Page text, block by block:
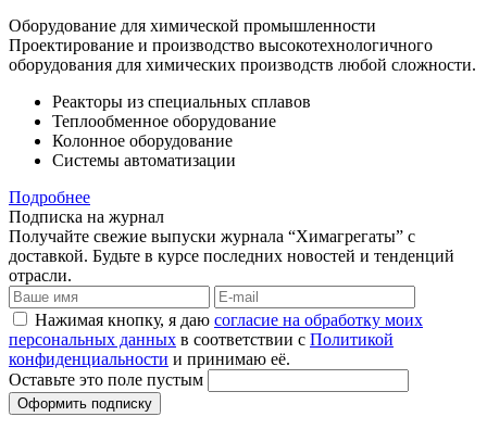
Оборудование для химической промышленности
Проектирование и производство высокотехнологичного
оборудования для химических производств любой сложности.
Реакторы из специальных сплавов
Теплообменное оборудование
Колонное оборудование
Системы автоматизации
Подробнее
Подписка на журнал
Получайте свежие выпуски журнала “Химагрегаты” с
доставкой. Будьте в курсе последних новостей и тенденций
отрасли.
Нажимая кнопку, я даю согласие на обработку моих
персональных данных в соответствии с Политикой
конфиденциальности и принимаю её.
Оставьте это поле пустым
Оформить подписку